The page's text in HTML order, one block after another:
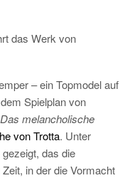
das Werk von
– ein Topmodel auf
Spielplan von
Das melancholische
von Trotta. Unter
das die
in der die Vormacht